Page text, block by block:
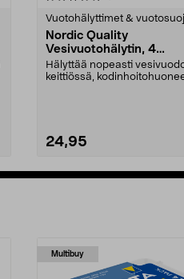
Vuotohälyttimet &
Nordic Quality
Vesivuotohälytin, 4
vesivuotosensoria
Hälyttää nopeasti
keittiössä,
24,95
Multibuy